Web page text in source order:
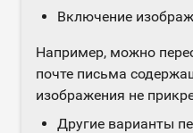
Включение
Например, можно
почте письма
изображения не
Другие варианты